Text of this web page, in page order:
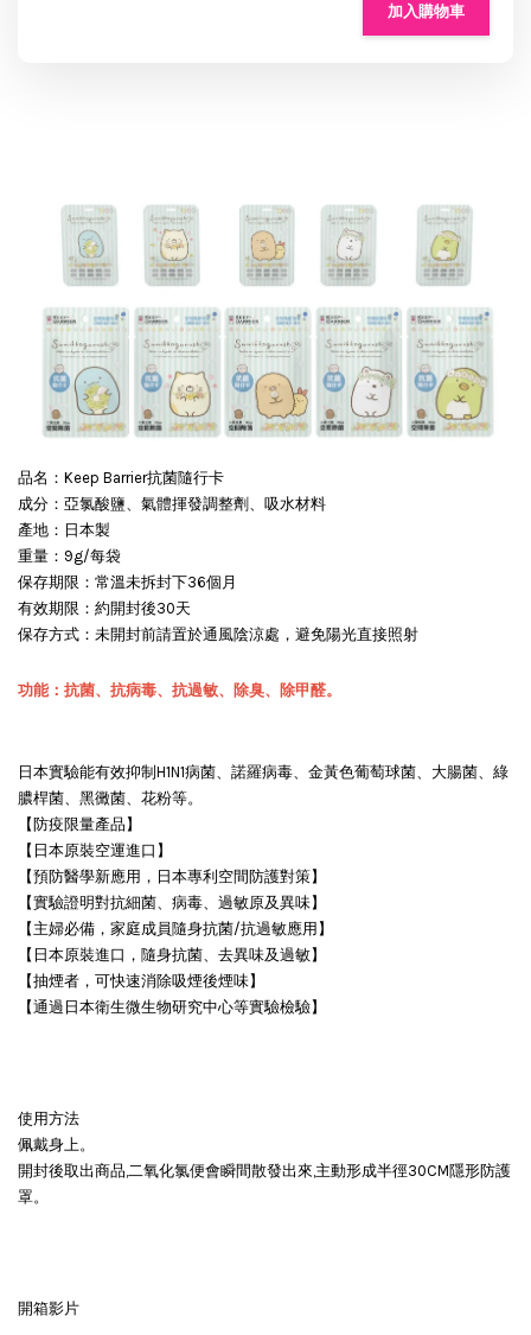
加入購物車
品名：Keep Barrier抗菌隨行卡
成分：亞氯酸鹽、氣體揮發調整劑、吸水材料
產地：日本製
重量：9g/每袋
保存期限：常溫未拆封下36個月
有效期限：約開封後30天
保存方式：未開封前請置於通風陰涼處，避免陽光直接照射
功能：抗菌、抗病毒、抗過敏、除臭、除甲醛。
日本實驗能有效抑制H1N1病菌、諾羅病毒、金黃色葡萄球菌、大腸菌、綠
膿桿菌、黑黴菌、花粉等。
【防疫限量產品】
【日本原裝空運進口】
【預防醫學新應用，日本專利空間防護對策】
【實驗證明對抗細菌、病毒、過敏原及異味】
【主婦必備，家庭成員隨身抗菌/抗過敏應用】
【日本原裝進口，隨身抗菌、去異味及過敏】
【抽煙者，可快速消除吸煙後煙味】
【通過日本衛生微生物研究中心等實驗檢驗】
使用方法
佩戴身上。
開封後取出商品,二氧化氯便會瞬間散發出來,主動形成半徑30CM隱形防護
罩。
開箱影片